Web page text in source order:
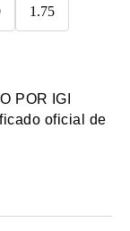
1.75
POR IGI
oficial de